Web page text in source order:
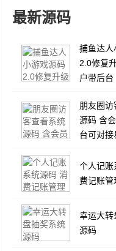
最新源码
捕鱼达人
2.0修复
户带后台
朋友圈
源码 含
台可对接
个人记账
费记账管
幸运大转
源码